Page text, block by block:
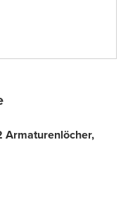
Armaturenlöcher,